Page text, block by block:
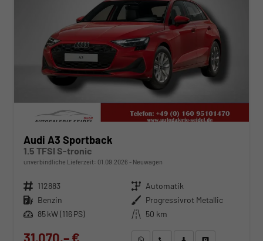
Audi A3 Sportback
1.5 TFSI S-tronic
unverbindliche Lieferzeit: 01.09.2026 Neuwagen
Fahrzeugnr. 112883 Getriebe Automatik
Kraftstoff Benzin Außenfarbe Progressivrot Metallic
Leistung 85 kW (116 PS) Kilometerstand 50 km
31.070,– € WhatsApp anfragen
Wir rufen Sie anFahrzeugexposé (PDF)